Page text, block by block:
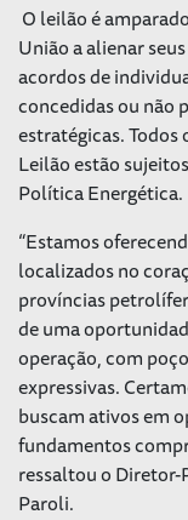
O leilão é
União a alienar
acordos de
concedidas ou não
estratégicas.
Leilão estão
Política Energética.
“Estamos
localizados no
províncias
de uma
operação, com
expressivas.
buscam ativos em
fundamentos
ressaltou o Diretor-
Paroli.